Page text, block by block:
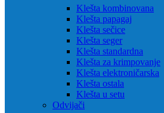
Klešta kombinovana
Klešta papagaj
Klešta sečice
Klešta seger
Klešta standardna
Klešta za krimpovanje
Klešta elektroničarska
Klešta ostala
Klešta u setu
Odvijači